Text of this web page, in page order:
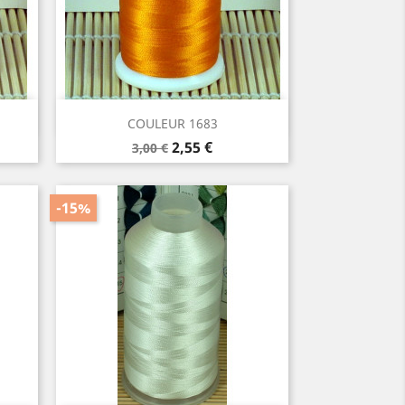
COULEUR 1683
Prix
de
base
3,00 € Prix
2,55 €
Aperçu rapide
-15%